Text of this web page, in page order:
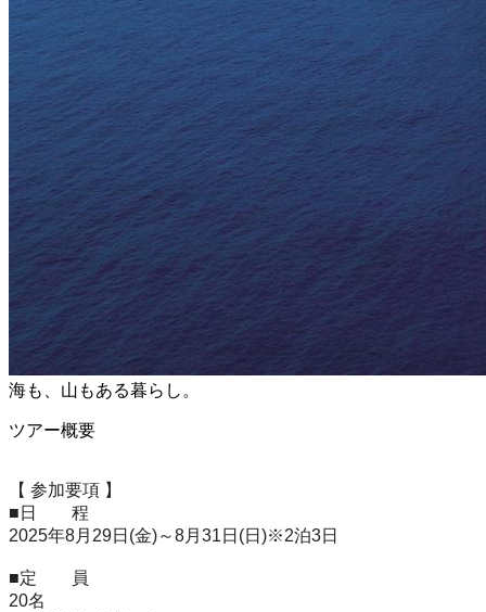
海も、山もある暮らし。
ツアー概要
【 参加要項 】
■日 程
2025年8月29日(金)～8月31日(日)※2泊3日
■定 員
20名